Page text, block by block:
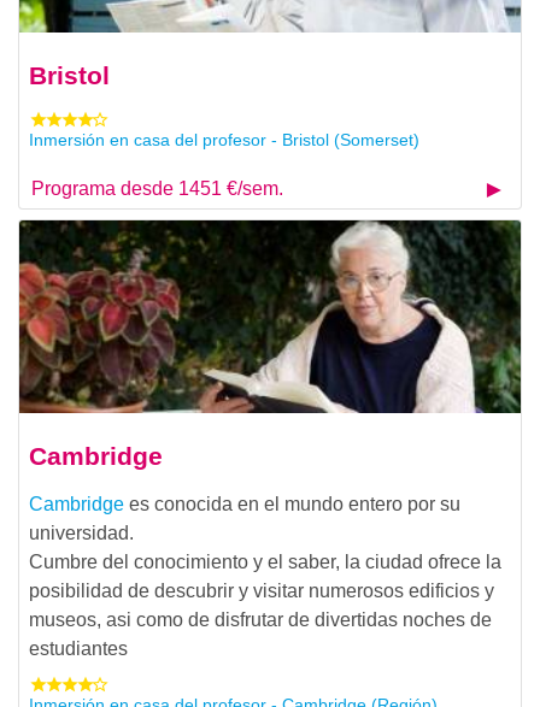
Bristol
Inmersión en casa del profesor - Bristol (Somerset)
Programa desde 1451 €/sem.
Cambridge
Cambridge es conocida en el mundo entero por su
universidad.
Cumbre del conocimiento y el saber, la ciudad ofrece la
posibilidad de descubrir y visitar numerosos edificios y
museos, asi como de disfrutar de divertidas noches de
estudiantes